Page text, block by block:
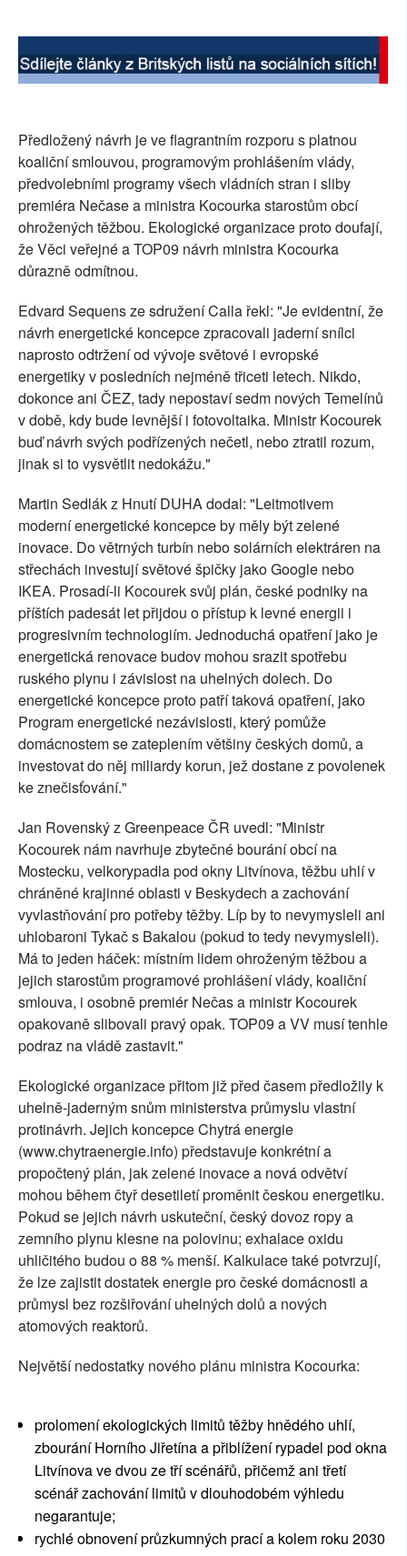
Předložený návrh je ve flagrantním rozporu s platnou
koaliční smlouvou, programovým prohlášením vlády,
předvolebními programy všech vládních stran i sliby
premiéra Nečase a ministra Kocourka starostům obcí
ohrožených těžbou. Ekologické organizace proto doufají,
že Věci veřejné a TOP09 návrh ministra Kocourka
důrazně odmítnou.
Edvard Sequens ze sdružení Calla řekl: "Je evidentní, že
návrh energetické koncepce zpracovali jaderní snílci
naprosto odtržení od vývoje světové i evropské
energetiky v posledních nejméně třiceti letech. Nikdo,
dokonce ani ČEZ, tady nepostaví sedm nových Temelínů
v době, kdy bude levnější i fotovoltaika. Ministr Kocourek
buď návrh svých podřízených nečetl, nebo ztratil rozum,
jinak si to vysvětlit nedokážu."
Martin Sedlák z Hnutí DUHA dodal: "Leitmotivem
moderní energetické koncepce by měly být zelené
inovace. Do větrných turbín nebo solárních elektráren na
střechách investují světové špičky jako Google nebo
IKEA. Prosadí-li Kocourek svůj plán, české podniky na
příštích padesát let přijdou o přístup k levné energii i
progresivním technologiím. Jednoduchá opatření jako je
energetická renovace budov mohou srazit spotřebu
ruského plynu i závislost na uhelných dolech. Do
energetické koncepce proto patří taková opatření, jako
Program energetické nezávislosti, který pomůže
domácnostem se zateplením většiny českých domů, a
investovat do něj miliardy korun, jež dostane z povolenek
ke znečisťování."
Jan Rovenský z Greenpeace ČR uvedl: "Ministr
Kocourek nám navrhuje zbytečné bourání obcí na
Mostecku, velkorypadla pod okny Litvínova, těžbu uhlí v
chráněné krajinné oblasti v Beskydech a zachování
vyvlastňování pro potřeby těžby. Líp by to nevymysleli ani
uhlobaroni Tykač s Bakalou (pokud to tedy nevymysleli).
Má to jeden háček: místním lidem ohroženým těžbou a
jejich starostům programové prohlášení vlády, koaliční
smlouva, i osobně premiér Nečas a ministr Kocourek
opakovaně slibovali pravý opak. TOP09 a VV musí tenhle
podraz na vládě zastavit."
Ekologické organizace přitom již před časem předložily k
uhelně-jaderným snům ministerstva průmyslu vlastní
protinávrh. Jejich koncepce Chytrá energie
(www.chytraenergie.info) představuje konkrétní a
propočtený plán, jak zelené inovace a nová odvětví
mohou během čtyř desetiletí proměnit českou energetiku.
Pokud se jejich návrh uskuteční, český dovoz ropy a
zemního plynu klesne na polovinu; exhalace oxidu
uhličitého budou o 88 % menší. Kalkulace také potvrzují,
že lze zajistit dostatek energie pro české domácnosti a
průmysl bez rozšiřování uhelných dolů a nových
atomových reaktorů.
Největší nedostatky nového plánu ministra Kocourka:
prolomení ekologických limitů těžby hnědého uhlí,
zbourání Horního Jiřetína a přiblížení rypadel pod okna
Litvínova ve dvou ze tří scénářů, přičemž ani třetí
scénář zachování limitů v dlouhodobém výhledu
negarantuje;
rychlé obnovení průzkumných prací a kolem roku 2030